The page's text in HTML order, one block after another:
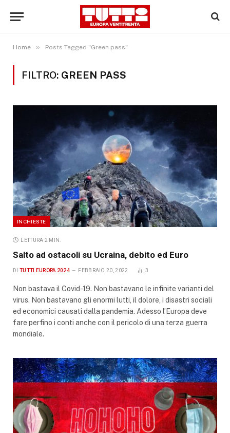
Home » Posts Tagged "Green pass"
FILTRO: GREEN PASS
INCHIESTE
LETTURA 2 MIN.
Salto ad ostacoli su Ucraina, debito ed Euro
DI TUTTI EUROPA 2024 FEBBRAIO 20, 2022 3
Non bastava il Covid-19. Non bastavano le infinite varianti del
virus. Non bastavano gli enormi lutti, il dolore, i disastri sociali
ed economici causati dalla pandemia. Adesso l’Europa deve
fare perfino i conti anche con il pericolo di una terza guerra
mondiale.